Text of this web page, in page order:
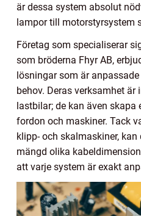
är dessa system absolut
lampor till motorstyrsystem
Företag som specialiserar
som bröderna Fhyr AB,
lösningar som är
behov. Deras verksamhet
lastbilar; de kan även
fordon och maskiner. Tack
klipp- och skalmaskiner,
mängd olika
att varje system är exakt